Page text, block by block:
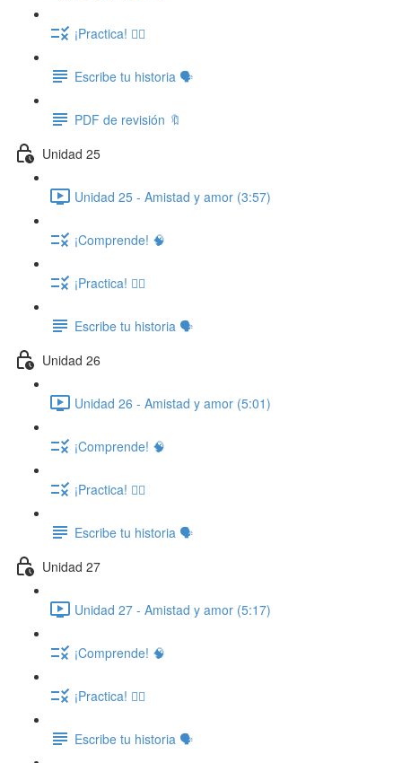
¡Practica! ✍🏽
Escribe tu historia 🗣️
PDF de revisión 🔖
Unidad 25
Unidad 25 - Amistad y amor (3:57)
¡Comprende! 🧠
¡Practica! ✍🏽
Escribe tu historia 🗣️
Unidad 26
Unidad 26 - Amistad y amor (5:01)
¡Comprende! 🧠
¡Practica! ✍🏽
Escribe tu historia 🗣️
Unidad 27
Unidad 27 - Amistad y amor (5:17)
¡Comprende! 🧠
¡Practica! ✍🏽
Escribe tu historia 🗣️